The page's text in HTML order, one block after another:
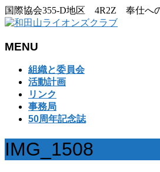
国際協会355-D地区 4R2Z 奉仕へ
MENU
ば
す
組織と委員会
活動計画
リンク
事務局
50周年記念誌
IMG_1508